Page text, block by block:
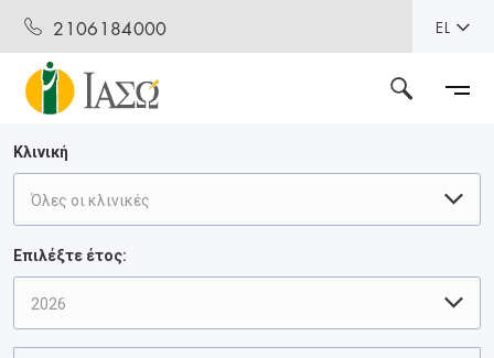
2106184000 EL
Κλινική
Όλες οι κλινικές
Επιλέξτε έτος:
2026